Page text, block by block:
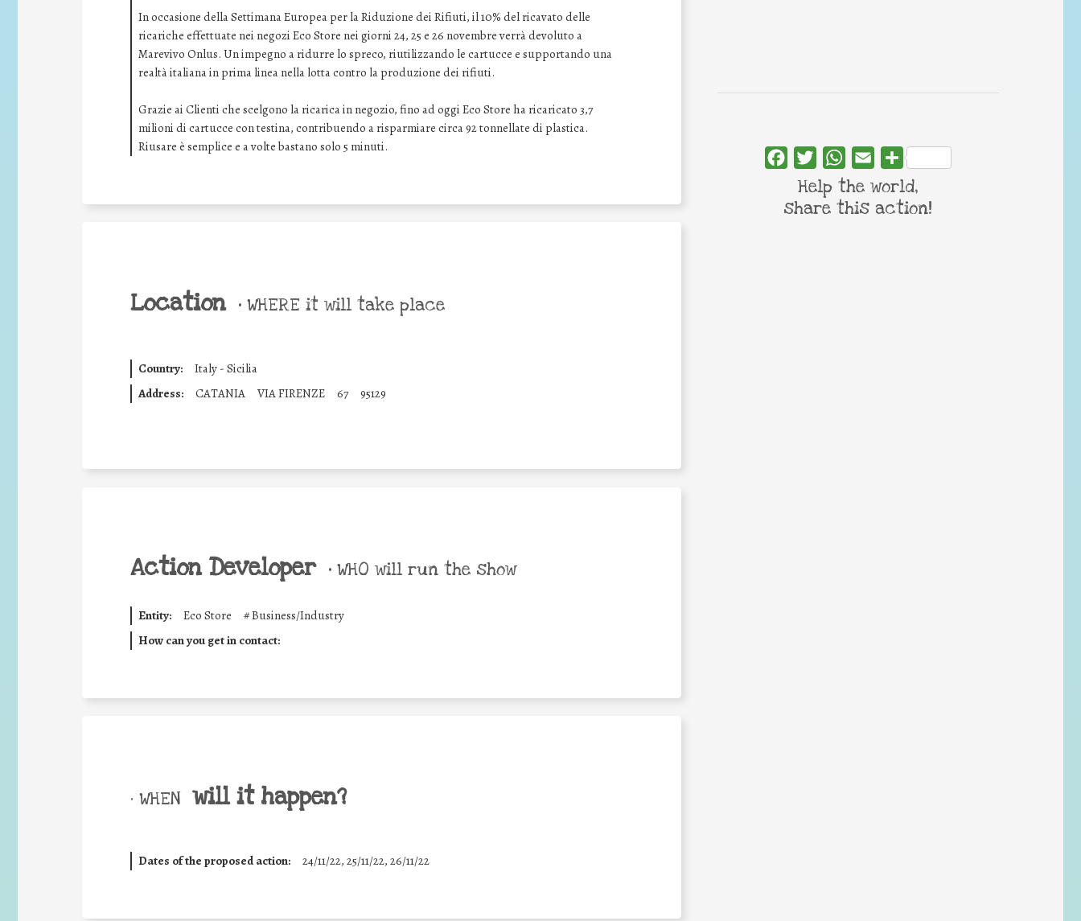
In occasione della Settimana Europea per la Riduzione dei Rifiuti, il 10% del ricavato delle
ricariche effettuate nei negozi Eco Store nei giorni 24, 25 e 26 novembre verrà devoluto a
Marevivo Onlus. Un impegno a ridurre lo spreco, riutilizzando le cartucce e supportando una
realtà italiana in prima linea nella lotta contro la produzione dei rifiuti.
Grazie ai Clienti che scelgono la ricarica in negozio, fino ad oggi Eco Store ha ricaricato 3,7
milioni di cartucce con testina, contribuendo a risparmiare circa 92 tonnellate di plastica.
Riusare è semplice e a volte bastano solo 5 minuti.
Location • WHERE it will take place
Country:
Italy - Sicilia
Address:
CATANIA VIA FIRENZE 67 95129
Action Developer • WHO will run the show
Entity: Eco Store #Business/Industry
How can you get in contact:
• WHEN will it happen?
Dates of the proposed action: 24/11/22, 25/11/22, 26/11/22
FacebookTwitterWhatsApp
Email Share
Help the world,
share this action!